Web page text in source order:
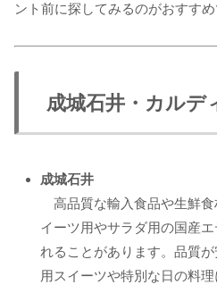
ント前に探してみるのがおすすめ
成城石井・カルデ
成城石井
高品質な輸入食品や生鮮食
イーツ用やサラダ用の国産
れることがあります。品質
用スイーツや特別な日の料